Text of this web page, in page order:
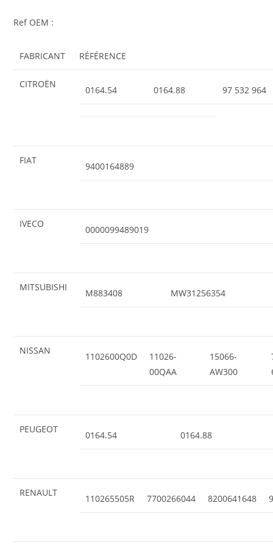
Ref OEM :
FABRICANT RÉFÉRENCE
CITROËN
0164.54 0164.88 97 532 964
FIAT
9400164889
IVECO
0000099489019
MITSUBISHI
M883408 MW31256354
NISSAN
1102600Q0D
11026-
00QAA
15066-
AW300
PEUGEOT
0164.54 0164.88
RENAULT
110265505R 7700266044 8200641648